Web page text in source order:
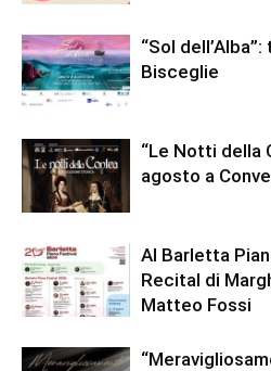
“Sol
Bisceglie
“Le Notti della
agosto a
Al Barletta
Recital di
Matteo Fossi